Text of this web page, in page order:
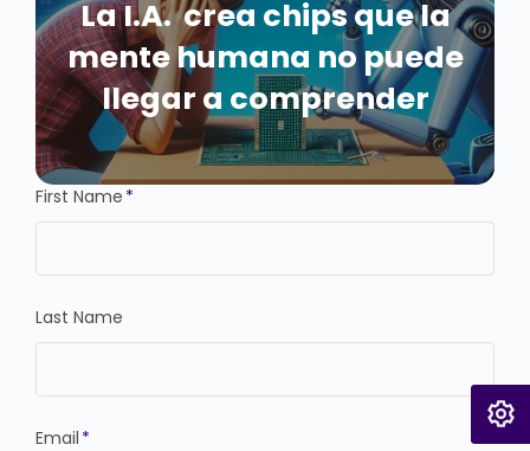
La I.A. crea chips que la
mente humana no puede
llegar a comprender
First Name *
Last Name
Email *